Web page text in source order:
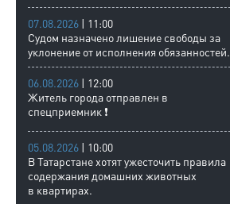
07.08.2026 | 11:00
Судом назначено лишение свободы за
уклонение от исполнения обязанностей.
06.08.2026 | 12:00
Житель города отправлен в
спецприемник ❗
05.08.2026 | 10:00
В Татарстане хотят ужесточить правила
содержания домашних животных
в квартирах.